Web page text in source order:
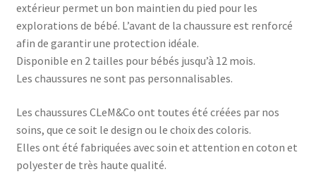
extérieur permet un bon maintien du pied pour les
explorations de bébé. L’avant de la chaussure est renforcé
afin de garantir une protection idéale.
Disponible en 2 tailles pour bébés jusqu’à 12 mois.
Les chaussures ne sont pas personnalisables.
Les chaussures CLeM&Co ont toutes été créées par nos
soins, que ce soit le design ou le choix des coloris.
Elles ont été fabriquées avec soin et attention en coton et
polyester de très haute qualité.